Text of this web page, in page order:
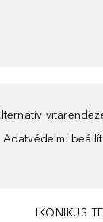
Adatvédelmi
IKONIKUS